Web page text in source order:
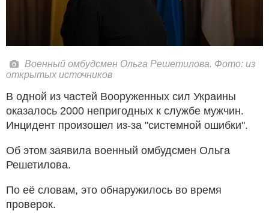
Военный омбудсмен Ольга Решетилова. Фото: из
открытых источников
В одной из частей Вооруженных сил Украины
оказалось 2000 непригодных к службе мужчин.
Инцидент произошел из-за "системной ошибки".
Об этом заявила военный омбудсмен Ольга
Решетилова.
По её словам, это обнаружилось во время
проверок.